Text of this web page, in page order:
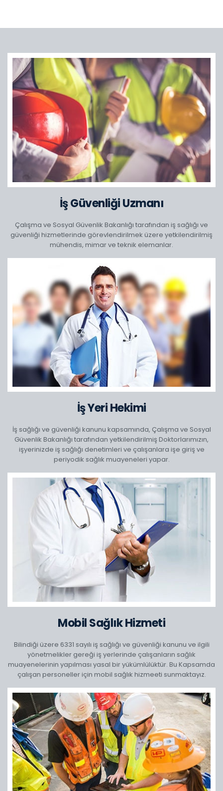
İş Güvenliği Uzmanı
Çalışma ve Sosyal Güvenlik Bakanlığı tarafından iş sağlığı ve
güvenliği hizmetlerinde görevlendirilmek üzere yetkilendirilmiş
mühendis, mimar ve teknik elemanlar.
İş Yeri Hekimi
İş sağlığı ve güvenliği kanunu kapsamında, Çalışma ve Sosyal
Güvenlik Bakanlığı tarafından yetkilendirilmiş Doktorlarımızın,
işyerinizde iş sağlığı denetimleri ve çalışanlara işe giriş ve
periyodik sağlık muayeneleri yapar.
Mobil Sağlık Hizmeti
Bilindiği üzere 6331 sayılı iş sağlığı ve güvenliği kanunu ve ilgili
yönetmelikler gereği iş yerlerinde çalışanların sağlık
muayenelerinin yapılması yasal bir yükümlülüktür. Bu Kapsamda
çalışan personeller için mobil sağlık hizmeeti sunmaktayız.